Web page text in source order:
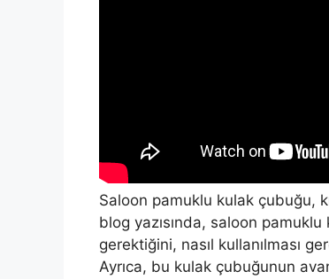
Saloon pamuklu kulak çubuğu,
blog yazısında, saloon
gerektiğini, nasıl kullanılması
Ayrıca, bu kulak çubuğunun